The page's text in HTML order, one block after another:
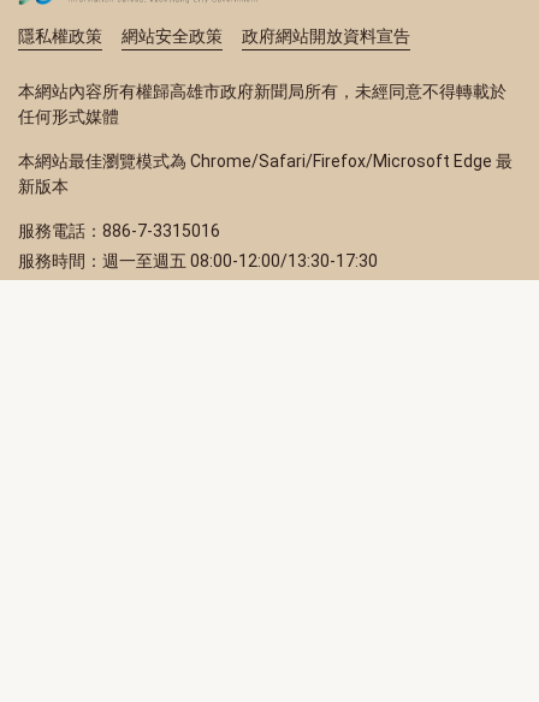
隱私權政策 網站安全政策 政府網站開放資料宣告
本網站內容所有權歸高雄市政府新聞局所有，未經同意不得轉載於
任何形式媒體
本網站最佳瀏覽模式為 Chrome/Safari/Firefox/Microsoft Edge 最
新版本
服務電話：886-7-3315016
服務時間：週一至週五 08:00-12:00/13:30-17:30